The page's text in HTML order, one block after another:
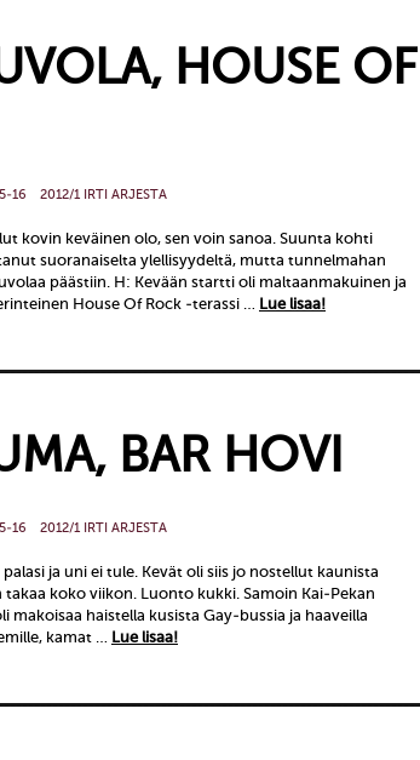
HOUSE OF
16 2012/1 IRTI ARJESTA
kovin keväinen olo, sen voin sanoa. Suunta kohti
suoranaiselta ylellisyydeltä, mutta tunnelmahan
päästiin. H: Kevään startti oli maltaanmakuinen ja
House Of Rock -terassi … Lue lisaa!
BAR HOVI
16 2012/1 IRTI ARJESTA
ja uni ei tule. Kevät oli siis jo nostellut kaunista
koko viikon. Luonto kukki. Samoin Kai-Pekan
makoisaa haistella kusista Gay-bussia ja haaveilla
kamat … Lue lisaa!